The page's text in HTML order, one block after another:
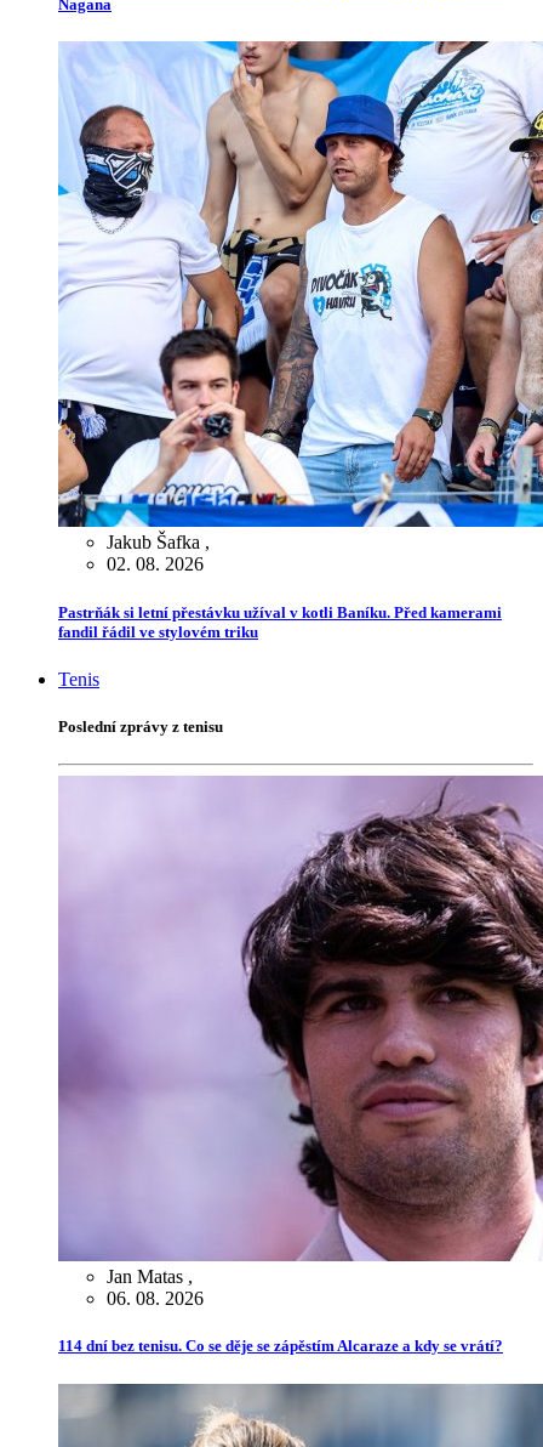
Nagana
Jakub Šafka ,
02. 08. 2026
Pastrňák si letní přestávku užíval v kotli Baníku. Před kamerami
fandil řádil ve stylovém triku
Tenis
Poslední zprávy z tenisu
Jan Matas ,
06. 08. 2026
114 dní bez tenisu. Co se děje se zápěstím Alcaraze a kdy se vrátí?